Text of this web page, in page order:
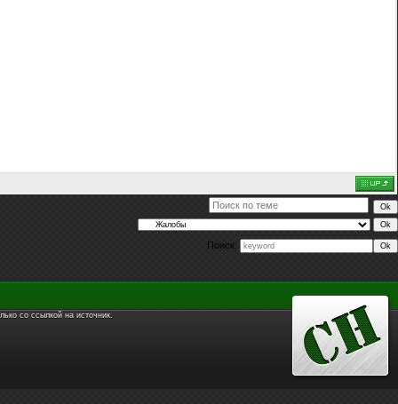
Поиск:
со ссылкой на источник.